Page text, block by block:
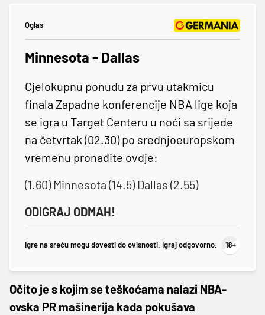
Oglas
Minnesota - Dallas
Cjelokupnu ponudu za prvu utakmicu
finala Zapadne konferencije NBA lige koja
se igra u Target Centeru u noći sa srijede
na četvrtak (02.30) po srednjoeuropskom
vremenu pronađite ovdje:
(1.60) Minnesota (14.5) Dallas (2.55)
ODIGRAJ ODMAH!
Igre na sreću mogu dovesti do ovisnosti. Igraj odgovorno.
Očito je s kojim se teškoćama nalazi NBA-
ovska PR mašinerija kada pokušava